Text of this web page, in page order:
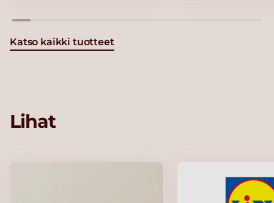
Katso kaikki tuotteet
Lihat